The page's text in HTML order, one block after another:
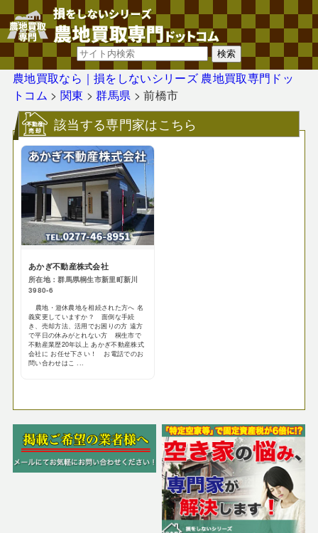
農地買取なら｜損をしないシリーズ 農地買取専門ドッ
トコム > 関東 >群馬県 >前橋市
該当する専門家はこちら
あかぎ不動産株式会社
所在地：群馬県桐生市新里町新川
3980-6
農地・遊休農地を相続された方へ 名
義変更していますか？ 面倒な手続
き、売却方法、活用でお困りの方 遠方
で平日の休みがとれない方 桐生市で
不動産業歴20年以上 あかぎ不動産株式
会社に お任せ下さい！ お電話でのお
問い合わせはこ ...